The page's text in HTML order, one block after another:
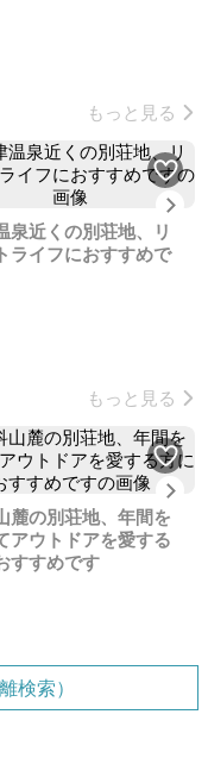
もっと見る
泉近くの別荘地、リ
ライフにおすすめで
もっと見る
麓の別荘地、年間を
アウトドアを愛する
すすめです
検索）